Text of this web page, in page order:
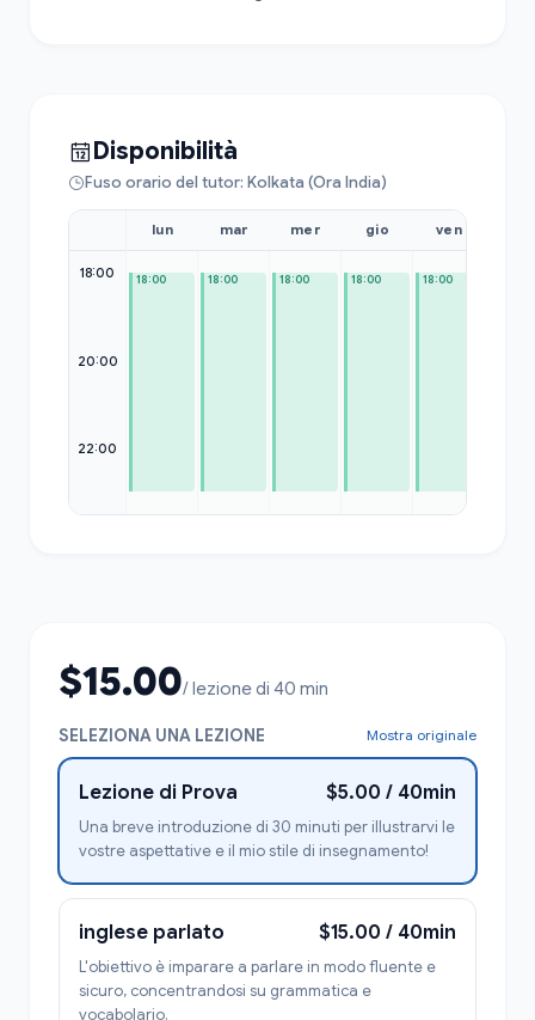
Disponibilità
Fuso orario del tutor: Kolkata (Ora India)
18:00
20:00
22:00
lun
18:00
mar
18:00
mer
18:00
gio
18:00
ven
18:00
$15.00/ lezione di 40 min
SELEZIONA UNA LEZIONE Mostra originale
Lezione di Prova $5.00 / 40min
Una breve introduzione di 30 minuti per illustrarvi le
vostre aspettative e il mio stile di insegnamento!
inglese parlato $15.00 / 40min
L'obiettivo è imparare a parlare in modo fluente e
sicuro, concentrandosi su grammatica e
vocabolario.